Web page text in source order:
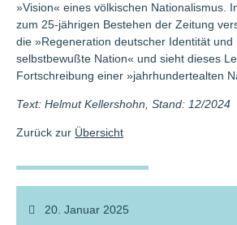
»Vision« eines völkischen Nationalismus.
zum 25-jährigen Bestehen der Zeitung
die »Regeneration deutscher Identität und
selbstbewußte Nation« und sieht dieses
Fortschreibung einer »jahrhundertealten
Text: Helmut Kellershohn, Stand: 12/2024
Zurück zur Übersicht
20. Januar 2025